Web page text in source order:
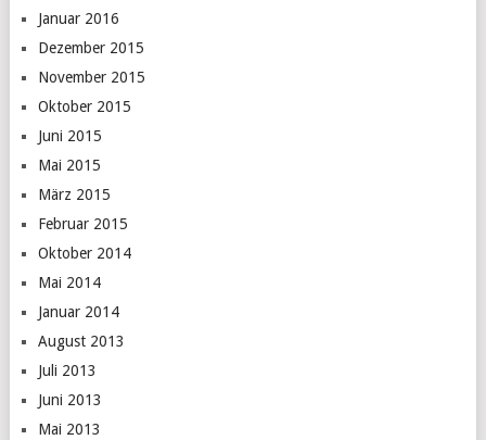
Januar 2016
Dezember 2015
November 2015
Oktober 2015
Juni 2015
Mai 2015
März 2015
Februar 2015
Oktober 2014
Mai 2014
Januar 2014
August 2013
Juli 2013
Juni 2013
Mai 2013